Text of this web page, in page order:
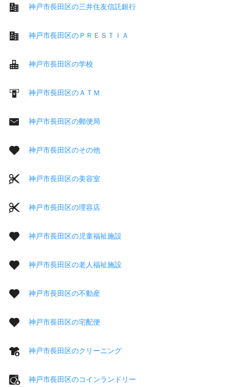
神戸市長田区の三井住友信託銀行
神戸市長田区のＰＲＥＳＴＩＡ
神戸市長田区の学校
神戸市長田区のＡＴＭ
神戸市長田区の郵便局
神戸市長田区のその他
神戸市長田区の美容室
神戸市長田区の理容店
神戸市長田区の児童福祉施設
神戸市長田区の老人福祉施設
神戸市長田区の不動産
神戸市長田区の宅配便
神戸市長田区のクリーニング
神戸市長田区のコインランドリー